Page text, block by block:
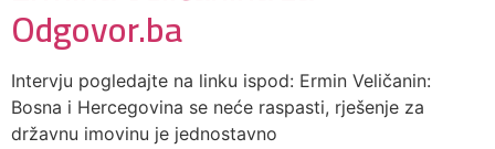
Odgovor.ba
Intervju pogledajte na linku ispod: Ermin Veličanin:
Bosna i Hercegovina se neće raspasti, rješenje za
državnu imovinu je jednostavno